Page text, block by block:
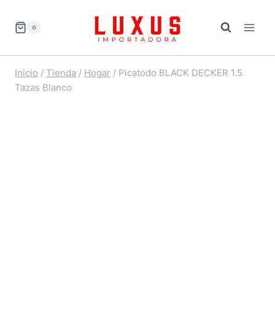
0
Inicio / Tienda / Hogar / Picatodo BLACK DECKER 1.5
Tazas Blanco